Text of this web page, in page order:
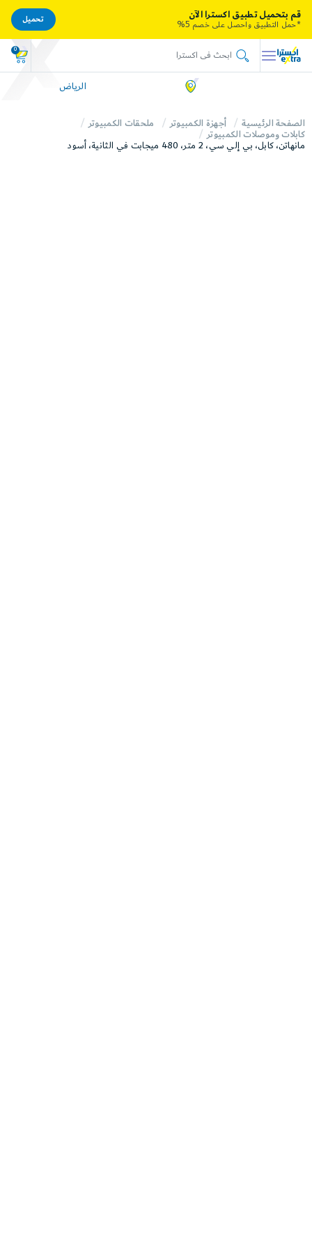
0
الرياض
الصفحة الرئيسية أجهزة الكمبيوتر
ملحقات الكمبيوتر
كابلات وموصلات الكمبيوتر
مانهاتن، كابل، بي إلي سي، 2 متر، 480 ميجابت في الثانية، أسود
قم بتحميل تطبيق اكسترا الآن
*حمل التطبيق واحصل على خصم 5%
تحميل